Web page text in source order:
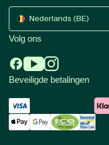
Nederlands (BE)
Volg ons
Beveiligde betalingen